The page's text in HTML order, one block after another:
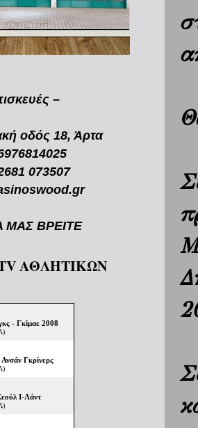
–
οδός 18, Άρτα
073507
ΜΑΣ ΒΡΕΙΤΕ
ΑΘΛΗΤΙΚΩΝ